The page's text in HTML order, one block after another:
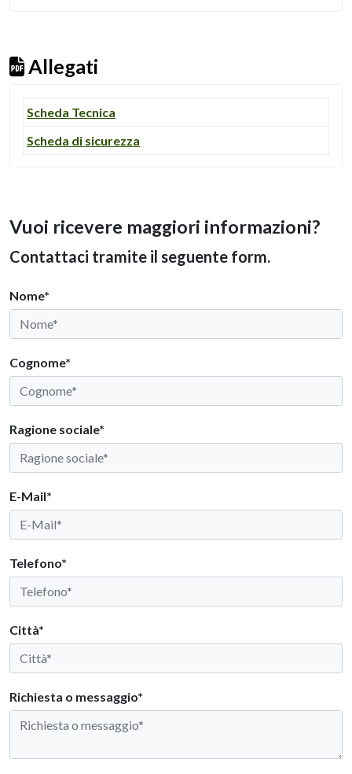
Allegati
Scheda Tecnica
Scheda di sicurezza
Vuoi ricevere maggiori informazioni?
Contattaci tramite il seguente form.
Nome*
Cognome*
Ragione sociale*
E-Mail*
Telefono*
Città*
Richiesta o messaggio*